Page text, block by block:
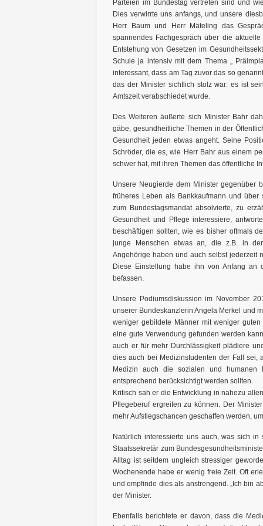
Parteien im Bundestag vertreten sind und
Dies verwirrte uns anfangs, und unsere
Herr Baum und Herr Mäteling das
spannendes Fachgespräch über die
Entstehung von Gesetzen im
Schule ja intensiv mit dem Thema „
interessant, dass am Tag zuvor das so
das der Minister sichtlich stolz war: es ist
Amtszeit verabschiedet wurde.
Des Weiteren äußerte sich Minister Bahr
gäbe, gesundheitliche Themen in der
Gesundheit jeden etwas angeht. Seine
Schröder, die es, wie Herr Bahr aus einem
schwer hat, mit ihren Themen das öffentliche
Unsere Neugierde dem Minister gegenüber
früheres Leben als Bankkaufmann und
zum Bundestagsmandat absolvierte, zu
Gesundheit und Pflege interessiere,
beschäftigen sollten, wie es bisher oftmals
junge Menschen etwas an, die z.B. in
Angehörige haben und auch selbst jederzeit
Diese Einstellung habe ihn von Anfang
befassen.
Unsere Podiumsdiskussion im November
unserer Bundeskanzlerin Angela Merkel und
weniger gebildete Männer mit weniger
eine gute Verwendung gefunden werden
auch er für mehr Durchlässigkeit plädiere
dies auch bei Medizinstudenten der Fall sei,
Medizin auch die sozialen und humanen
entsprechend berücksichtigt werden sollten.
Kritisch sah er die Entwicklung in nahezu
Pflegeberuf ergreifen zu können. Der
mehr Aufstiegschancen geschaffen werden,
Natürlich interessierte uns auch, was sich
Staatssekretär zum
Alltag ist seitdem ungleich stressiger
Wochenende habe er wenig freie Zeit. Oft
und empfinde dies als anstrengend. „Ich bin
der Minister.
Ebenfalls berichtete er davon, dass die